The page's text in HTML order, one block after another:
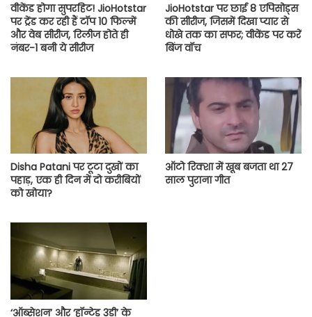
वीकेंड होगा सुपरहिट! JioHotstar
पर ट्रेंड कर रही हैं टॉप 10 फिल्में
और वेब सीरीज, रिलीज होते ही
नंबर-1 बनी ये सीरीज
JioHotstar पर छाई 8 एपिसोड्स
की सीरीज, जिसमें दिखा प्यार से
धोखे तक का सफर; वीकेंड पर करें
बिंज वॉच
Disha Patani पर टूटा दुखों का
पहाड़, एक ही दिन में दो करीबियों
को खोया?
ऑटो रिक्शा में खूब बजता था 27
साल पुराना गीत
‘ऑब्सेशन’ और ‘हॉन्टेड 3डी’ के